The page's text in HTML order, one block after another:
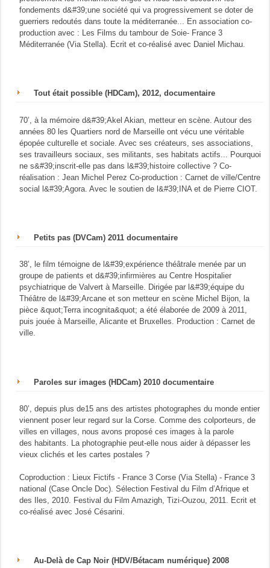
fondements d&#39;une société qui va progressivement se doter de
guerriers redoutés dans toute la méditerranée... En association co-
production avec : Les Films du tambour de Soie- France 3
Méditerranée (Via Stella). Ecrit et co-réalisé avec Daniel Michau.
Tout était possible (HDCam), 2012, documentaire
70’, à la mémoire d&#39;Akel Akian, metteur en scène. Autour des
années 80 les Quartiers nord de Marseille ont vécu une véritable
épopée culturelle et sociale. Avec ses créateurs, ses associations,
ses travailleurs sociaux, ses militants, ses habitats actifs... Pourquoi
ne s&#39;inscrit-elle pas dans l&#39;histoire collective ? Co-
réalisation : Jean Michel Perez Co-production : Carnet de ville/Centre
social l&#39;Agora. Avec le soutien de l&#39;INA et de Pierre CIOT.
Petits pas (DVCam) 2011 documentaire
38’, le film témoigne de l&#39;expérience théâtrale menée par un
groupe de patients et d&#39;infirmières au Centre Hospitalier
psychiatrique de Valvert à Marseille. Dirigée par l&#39;équipe du
Théâtre de l&#39;Arcane et son metteur en scène Michel Bijon, la
pièce &quot;Terra incognita&quot; a été élaborée de 2009 à 2011,
puis jouée à Marseille, Alicante et Bruxelles. Production : Carnet de
ville.
Paroles sur images (HDCam) 2010 documentaire
80’, depuis plus de15 ans des artistes photographes du monde entier
viennent poser leur regard sur la Corse. Comme des colporteurs, de
villes en villages, nous avons proposé ces images à la parole
des habitants. La photographie peut-elle nous aider à dépasser les
vieux clichés et les cartes postales ?
Coproduction : Lieux Fictifs - France 3 Corse (Via Stella) - France 3
national (Case Oncle Doc). Sélection Festival du Film d’Afrique et
des Iles, 2010. Festival du Film Amazigh, Tizi-Ouzou, 2011. Ecrit et
co-réalisé avec José Césarini.
Au-Delà de Cap Noir (HDV/Bétacam numérique) 2008